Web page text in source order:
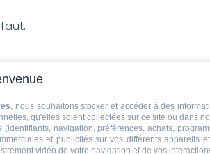
, nous souhaitons stocker et accéder à des
qu'elles soient collectées sur ce site ou dans
(identifiants, navigation, préférences, achats,
et publicités sur vos différents appareils
vidéo de votre navigation et de vos